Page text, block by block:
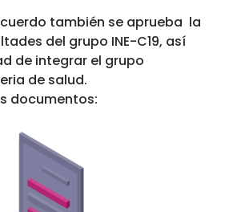
también se aprueba la
del grupo INE-C19, así
de integrar el grupo
de salud.
documentos: